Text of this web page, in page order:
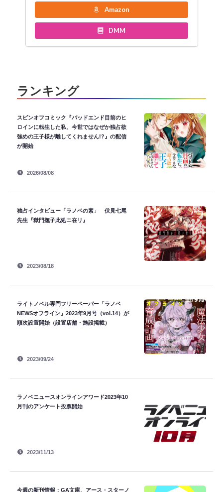
Amazon
DMM
ランキング
スピンオフコミック『バッドエンド目前のヒ
ロインに転生した私、今世ではなぜか独占欲
強めの王子様が離してくれません!?』の配信
が開始
2026/08/08
独占インタビュー「ラノベの素」 伏見七尾
先生『獄門撫子此処ニ在リ』
2023/08/18
ライトノベル専門フリーペーパー「ラノベ
NEWSオフライン」2023年9月号（vol.14）が
順次設置開始（設置店舗・施設掲載）
2023/09/24
ラノベニュースオンラインアワード2023年10
月刊のアンケート投票開始
2023/11/13
今週の新刊情報：GA文庫、アース・スターノ